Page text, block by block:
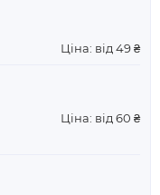
Ціна: від 49 ₴
Ціна: від 60 ₴